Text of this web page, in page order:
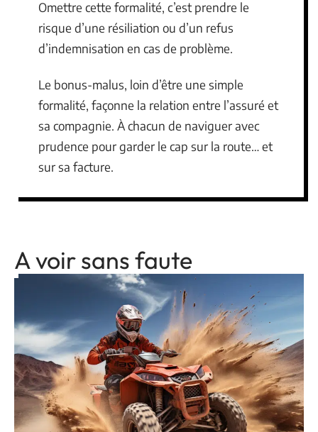
Omettre cette formalité, c’est prendre le
risque d’une résiliation ou d’un refus
d’indemnisation en cas de problème.
Le bonus-malus, loin d’être une simple
formalité, façonne la relation entre l’assuré et
sa compagnie. À chacun de naviguer avec
prudence pour garder le cap sur la route… et
sur sa facture.
A voir sans faute